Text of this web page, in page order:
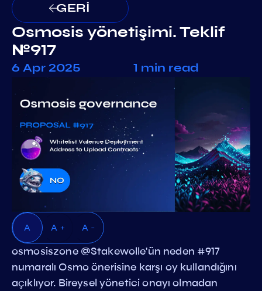
GERİ
Osmosis yönetişimi. Teklif
№917
6 Apr 2025 1 min read
A A + A -
osmosiszone @Stakewolle'ün neden #917
numaralı Osmo önerisine karşı oy kullandığını
açıklıyor. Bireysel yönetici onayı olmadan